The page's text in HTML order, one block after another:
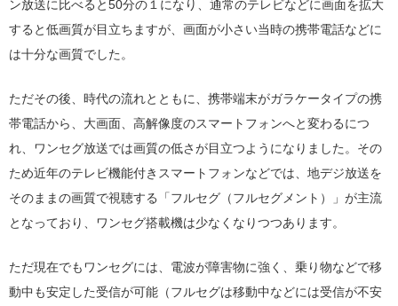
ン放送に比べると50分の１になり、通常のテレビなどに画面を拡大
すると低画質が目立ちますが、画面が小さい当時の携帯電話などに
は十分な画質でした。
ただその後、時代の流れとともに、携帯端末がガラケータイプの携
帯電話から、大画面、高解像度のスマートフォンへと変わるにつ
れ、ワンセグ放送では画質の低さが目立つようになりました。その
ため近年のテレビ機能付きスマートフォンなどでは、地デジ放送を
そのままの画質で視聴する「フルセグ（フルセグメント）」が主流
となっており、ワンセグ搭載機は少なくなりつつあります。
ただ現在でもワンセグには、電波が障害物に強く、乗り物などで移
動中も安定した受信が可能（フルセグは移動中などには受信が不安